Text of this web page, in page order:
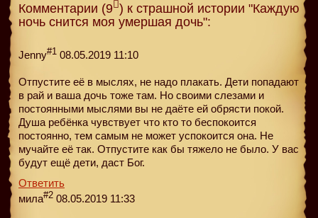
Комментарии (9 ) к страшной истории "Каждую
ночь снится моя умершая дочь":
Jenny#1 08.05.2019 11:10
Отпустите её в мыслях, не надо плакать. Дети попадают
в рай и ваша дочь тоже там. Но своими слезами и
постоянными мыслями вы не даёте ей обрясти покой.
Душа ребёнка чувствует что кто то беспокоится
постоянно, тем самым не может успокоится она. Не
мучайте её так. Отпустите как бы тяжело не было. У вас
будут ещё дети, даст Бог.
Ответить
мила#2 08.05.2019 11:33